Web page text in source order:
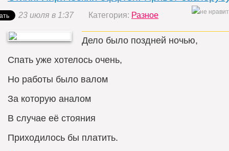
23 июля в 1:37 Категория: Разное
Дело было поздней ночью,
Спать уже хотелось очень,
Но работы было валом
За которую аналом
В случае её стояния
Приходилось бы платить.